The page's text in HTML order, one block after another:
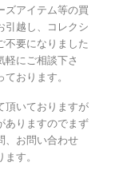
ズアイテム等の買
引越し、コレクシ
不要になりました
軽にご相談下さ
おります。
頂いておりますが
ありますのでまず
、お問い合わせ
す。